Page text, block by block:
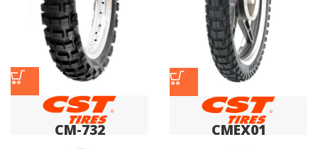
CM-732 CMEX01